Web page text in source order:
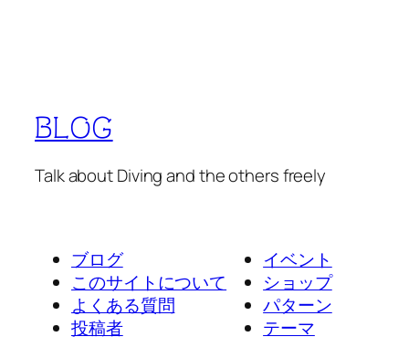
BLOG
Talk about Diving and the others freely
ブログ
このサイトについて
よくある質問
投稿者
イベント
ショップ
パターン
テーマ